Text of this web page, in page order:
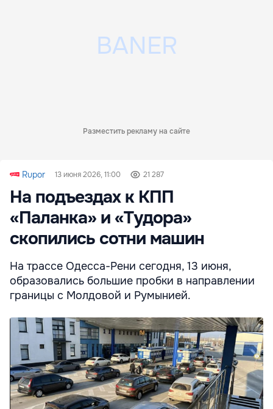
Разместить рекламу на сайте
Rupor 13 июня 2026, 11:00 21 287
На подъездах к КПП
«Паланка» и «Тудора»
скопились сотни машин
На трассе Одесса-Рени сегодня, 13 июня,
образовались большие пробки в направлении
границы с Молдовой и Румынией.